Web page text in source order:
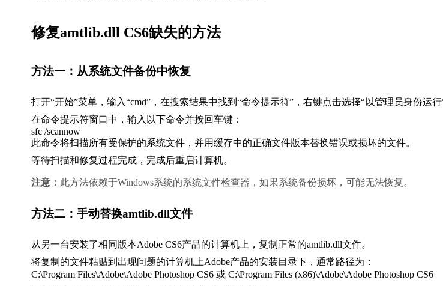
修复amtlib.dll CS6缺失的方法
方法一：从系统文件备份中恢复
打开“开始”菜单，输入“cmd”，在搜索结果中找到“命令提示符”，右键点击选择“以管理员身份运行”
在命令提示符窗口中，输入以下命令并按回车键：
sfc /scannow
此命令将扫描所有受保护的系统文件，并用缓存中的正确文件版本替换错误或损坏的文件。
等待扫描和修复过程完成，完成后重启计算机。
注意： 此方法依赖于Windows系统的系统文件检查器，如果系统备份损坏，可能无法恢复。
方法二：手动替换amtlib.dll文件
从另一台安装了相同版本Adobe CS6产品的计算机上，复制正常的amtlib.dll文件。
将复制的文件粘贴到出现问题的计算机上Adobe产品的安装目录下，通常路径为：
C:\Program Files\Adobe\Adobe Photoshop CS6 或 C:\Program Files (x86)\Adobe\Adobe Photoshop CS6